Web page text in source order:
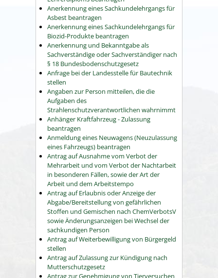
Anerkennung eines Sachkundelehrgangs für
Asbest beantragen
Anerkennung eines Sachkundelehrgangs für
Biozid-Produkte beantragen
Anerkennung und Bekanntgabe als
Sachverständige oder Sachverständiger nach
§ 18 Bundesbodenschutzgesetz
Anfrage bei der Landesstelle für Bautechnik
stellen
Angaben zur Person mitteilen, die die
Aufgaben des
Strahlenschutzverantwortlichen wahrnimmt
Anhänger Kraftfahrzeug - Zulassung
beantragen
Anmeldung eines Neuwagens (Neuzulassung
eines Fahrzeugs) beantragen
Antrag auf Ausnahme vom Verbot der
Mehrarbeit und vom Verbot der Nachtarbeit
in besonderen Fällen, sowie der Art der
Arbeit und dem Arbeitstempo
Antrag auf Erlaubnis oder Anzeige der
Abgabe/Bereitstellung von gefährlichen
Stoffen und Gemischen nach ChemVerbotsV
sowie Änderungsanzeigen bei Wechsel der
sachkundigen Person
Antrag auf Weiterbewilligung von Bürgergeld
stellen
Antrag auf Zulassung zur Kündigung nach
Mutterschutzgesetz
Antrag zur Genehmigung von Tierversuchen